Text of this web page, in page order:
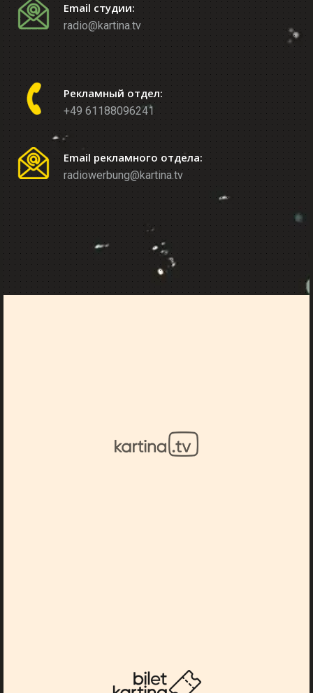
Email студии:
radio@kartina.tv
Рекламный отдел:
+49 61188096241
Email рекламного отдела:
radiowerbung@kartina.tv